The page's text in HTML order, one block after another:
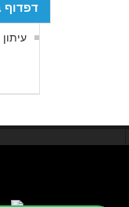
דפדוף